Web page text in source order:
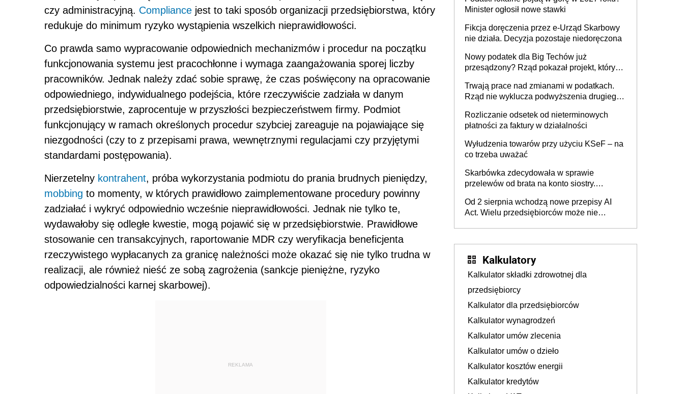
czy administracyjną. Compliance jest to taki sposób organizacji przedsiębiorstwa, który
redukuje do minimum ryzyko wystąpienia wszelkich nieprawidłowości.
Co prawda samo wypracowanie odpowiednich mechanizmów i procedur na początku
funkcjonowania systemu jest pracochłonne i wymaga zaangażowania sporej liczby
pracowników. Jednak należy zdać sobie sprawę, że czas poświęcony na opracowanie
odpowiedniego, indywidualnego podejścia, które rzeczywiście zadziała w danym
przedsiębiorstwie, zaprocentuje w przyszłości bezpieczeństwem firmy. Podmiot
funkcjonujący w ramach określonych procedur szybciej zareaguje na pojawiające się
niezgodności (czy to z przepisami prawa, wewnętrznymi regulacjami czy przyjętymi
standardami postępowania).
Nierzetelny kontrahent, próba wykorzystania podmiotu do prania brudnych pieniędzy,
mobbing to momenty, w których prawidłowo zaimplementowane procedury powinny
zadziałać i wykryć odpowiednio wcześnie nieprawidłowości. Jednak nie tylko te,
wydawałoby się odległe kwestie, mogą pojawić się w przedsiębiorstwie. Prawidłowe
stosowanie cen transakcyjnych, raportowanie MDR czy weryfikacja beneficjenta
rzeczywistego wypłacanych za granicę należności może okazać się nie tylko trudna w
realizacji, ale również nieść ze sobą zagrożenia (sankcje pieniężne, ryzyko
odpowiedzialności karnej skarbowej).
REKLAMA
racjonalnym wyjściem
Minister ogłosił nowe stawki
Fikcja doręczenia przez e-Urząd Skarbowy
nie działa. Decyzja pozostaje niedoręczona
Nowy podatek dla Big Techów już
przesądzony? Rząd pokazał projekt, który
Trwają prace nad zmianami w podatkach.
Rząd nie wyklucza podwyższenia drugiego
Rozliczanie odsetek od nieterminowych
płatności za faktury w działalności
Wyłudzenia towarów przy użyciu KSeF – na
co trzeba uważać
Skarbówka zdecydowała w sprawie
przelewów od brata na konto siostry.
darowizna, ale podatku jednak nie będzie
Od 2 sierpnia wchodzą nowe przepisy AI
Act. Wielu przedsiębiorców może nie
Kalkulatory
Kalkulator składki zdrowotnej dla
przedsiębiorcy
Kalkulator dla przedsiębiorców
Kalkulator wynagrodzeń
Kalkulator umów zlecenia
Kalkulator umów o dzieło
Kalkulator kosztów energii
Kalkulator kredytów